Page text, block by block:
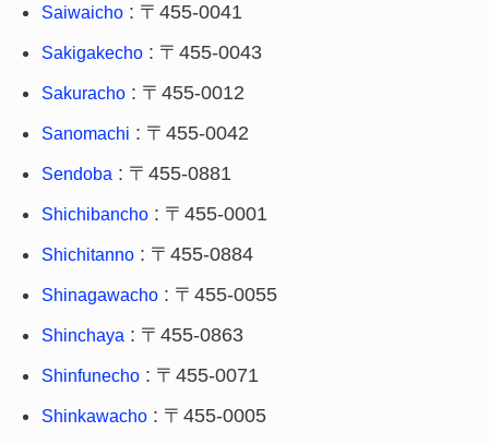
Saiwaicho : 〒455-0041
Sakigakecho : 〒455-0043
Sakuracho : 〒455-0012
Sanomachi : 〒455-0042
Sendoba : 〒455-0881
Shichibancho : 〒455-0001
Shichitanno : 〒455-0884
Shinagawacho : 〒455-0055
Shinchaya : 〒455-0863
Shinfunecho : 〒455-0071
Shinkawacho : 〒455-0005